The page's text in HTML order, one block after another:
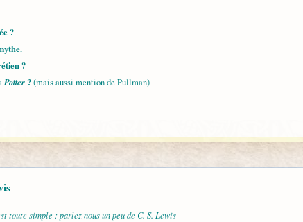
?
?
Potter?(mais aussi mention de Pullman)
toute simple : parlez nous un peu de C. S. Lewis